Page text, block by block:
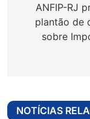
Post
ANFIP-RJ
plantão de
sobre
NOTÍCIAS